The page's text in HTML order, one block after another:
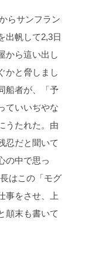
らサンフラン
出帆して2,3日
から這い出し
かと脅しまし
船者が、「予
ていいぢやな
うたれた。由
忍だと聞いて
の中で思っ
はこの「モグ
事をさせ、上
顛末も書いて